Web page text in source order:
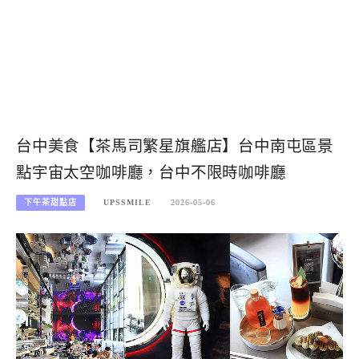
台中美食【茶馬司繁星旗艦店】台中南屯區景
點宇宙太空咖啡廳，台中不限時咖啡廳
下午茶甜點店 UPSSMILE 2026-05-06